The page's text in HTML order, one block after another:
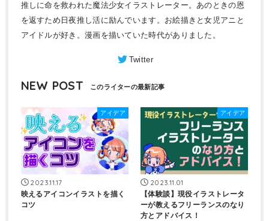
推しに命を救われた魔法少女イラストレーター。あのときの恩
を返すため日夜推し活に励んでいます。お絵描きと女児アニと
アイドルが好き。漫画を描いていた時代がありました。
NEW POST
アイデア
2023.11.17
映えるアイコンイラストを描く
コツ
アイデア
2023.11.01
【体験談】現役イラストレータ
ーが教えるフリーランスのなり
方とアドバイス！